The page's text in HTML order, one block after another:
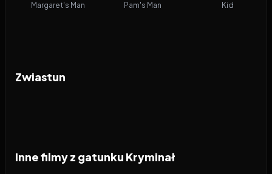
Margaret's Man Pam's Man Kid
Zwiastun
Inne filmy z gatunku Kryminał